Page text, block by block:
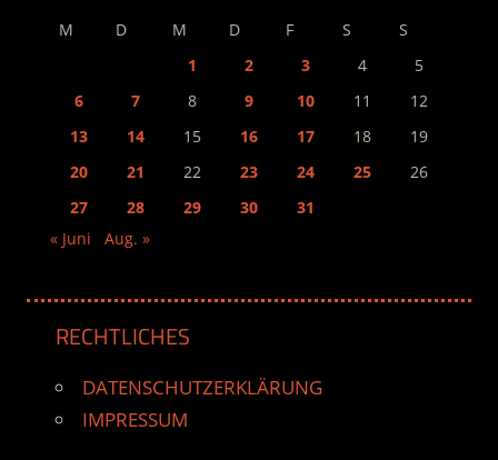
M D M D F S
S
1
2 3 4
5
6
7 8 9 10 11
12
13
14 15 16 17 18
19
20
21 22 23 24 25
26
27
28 29 30
31
« Juni
Aug. »
RECHTLICHES
DATENSCHUTZERKLÄRUNG
IMPRESSUM